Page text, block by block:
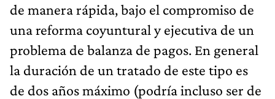
de manera rápida, bajo el compromiso de
una reforma coyuntural y ejecutiva de un
problema de balanza de pagos. En general
la duración de un tratado de este tipo es
de dos años máximo (podría incluso ser de